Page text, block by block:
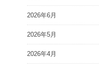
2026年6月
2026年5月
2026年4月